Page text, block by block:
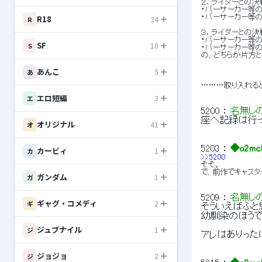
R R18 34
S SF 10
あ あんこ 5
エ エロ短編 3
オ オリジナル 41
カ カービィ 1
ガ ガンダム 1
ギ ギャグ・コメディ 2
ジ ジュブナイル 1
ジ ジョジョ 2
２．ライダーとの
・バーサーカー等
・バーサーカー等
３．ライダーとの
・バーサーカー等
・バーサーカー等
の、どちらか片方
………取り入れると
5200 ： 名無し
座へ記録は行
5203 ：
>>5200
そそ。
で、前作でキャス
5209 ： 名無し
そういえばふと
幼馴染のほう
アレはありっ